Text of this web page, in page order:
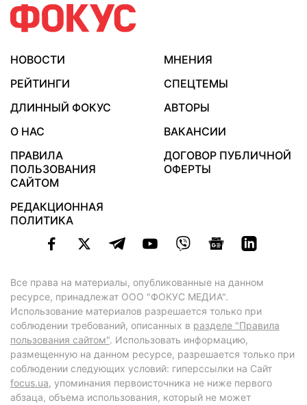
НОВОСТИ
МНЕНИЯ
РЕЙТИНГИ
СПЕЦТЕМЫ
ДЛИННЫЙ ФОКУС
АВТОРЫ
О НАС
ВАКАНСИИ
ПРАВИЛА
ПОЛЬЗОВАНИЯ
САЙТОМ
ДОГОВОР ПУБЛИЧНОЙ
ОФЕРТЫ
РЕДАКЦИОННАЯ
ПОЛИТИКА
Все права на материалы, опубликованные на данном
ресурсе, принадлежат ООО "ФОКУС МЕДИА".
Использование материалов разрешается только при
соблюдении требований, описанных в разделе "Правила
пользования сайтом". Использовать информацию,
размещенную на данном ресурсе, разрешается только при
соблюдении следующих условий: гиперссылки на Сайт
focus.ua, упоминания первоисточника не ниже первого
абзаца, объема использования, который не может